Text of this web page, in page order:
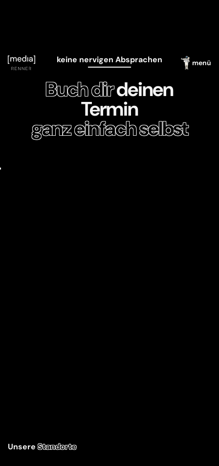
menü
keine nervigen Absprachen
Buch dirdeinen
Termin
ganz einfach selbst
UnsereStandorte